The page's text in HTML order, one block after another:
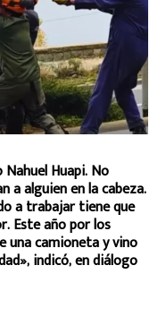
Huapi. No
a alguien en la cabeza.
a trabajar tiene que
Este año por los
una camioneta y vino
indicó, en diálogo